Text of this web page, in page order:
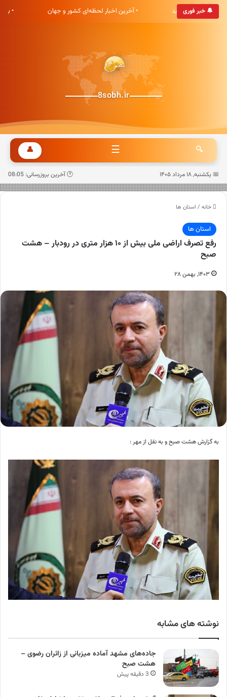
🔔 خبر فوری
هشت صبح خوش آمدید • آخرین اخبار لحظه‌ای کشور و جهان •
8sobh.ir
🔍
☰
👤
📅 یکشنبه, ۱۸ مرداد ۱۴۰۵ 🕐 آخرین بروزرسانی: 08:05
خانه / استان ها
استان ها
رفع تصرف اراضی ملی بیش از ۱۰ هزار متری در رودبار – هشت
صبح
۱۴۰۳, بهمن ۲۸
به گزارش هشت صبح و به نقل از مهر :
نوشته های مشابه
جاده‌های مشهد آماده میزبانی از زائران رضوی –
هشت صبح
3 دقیقه پیش